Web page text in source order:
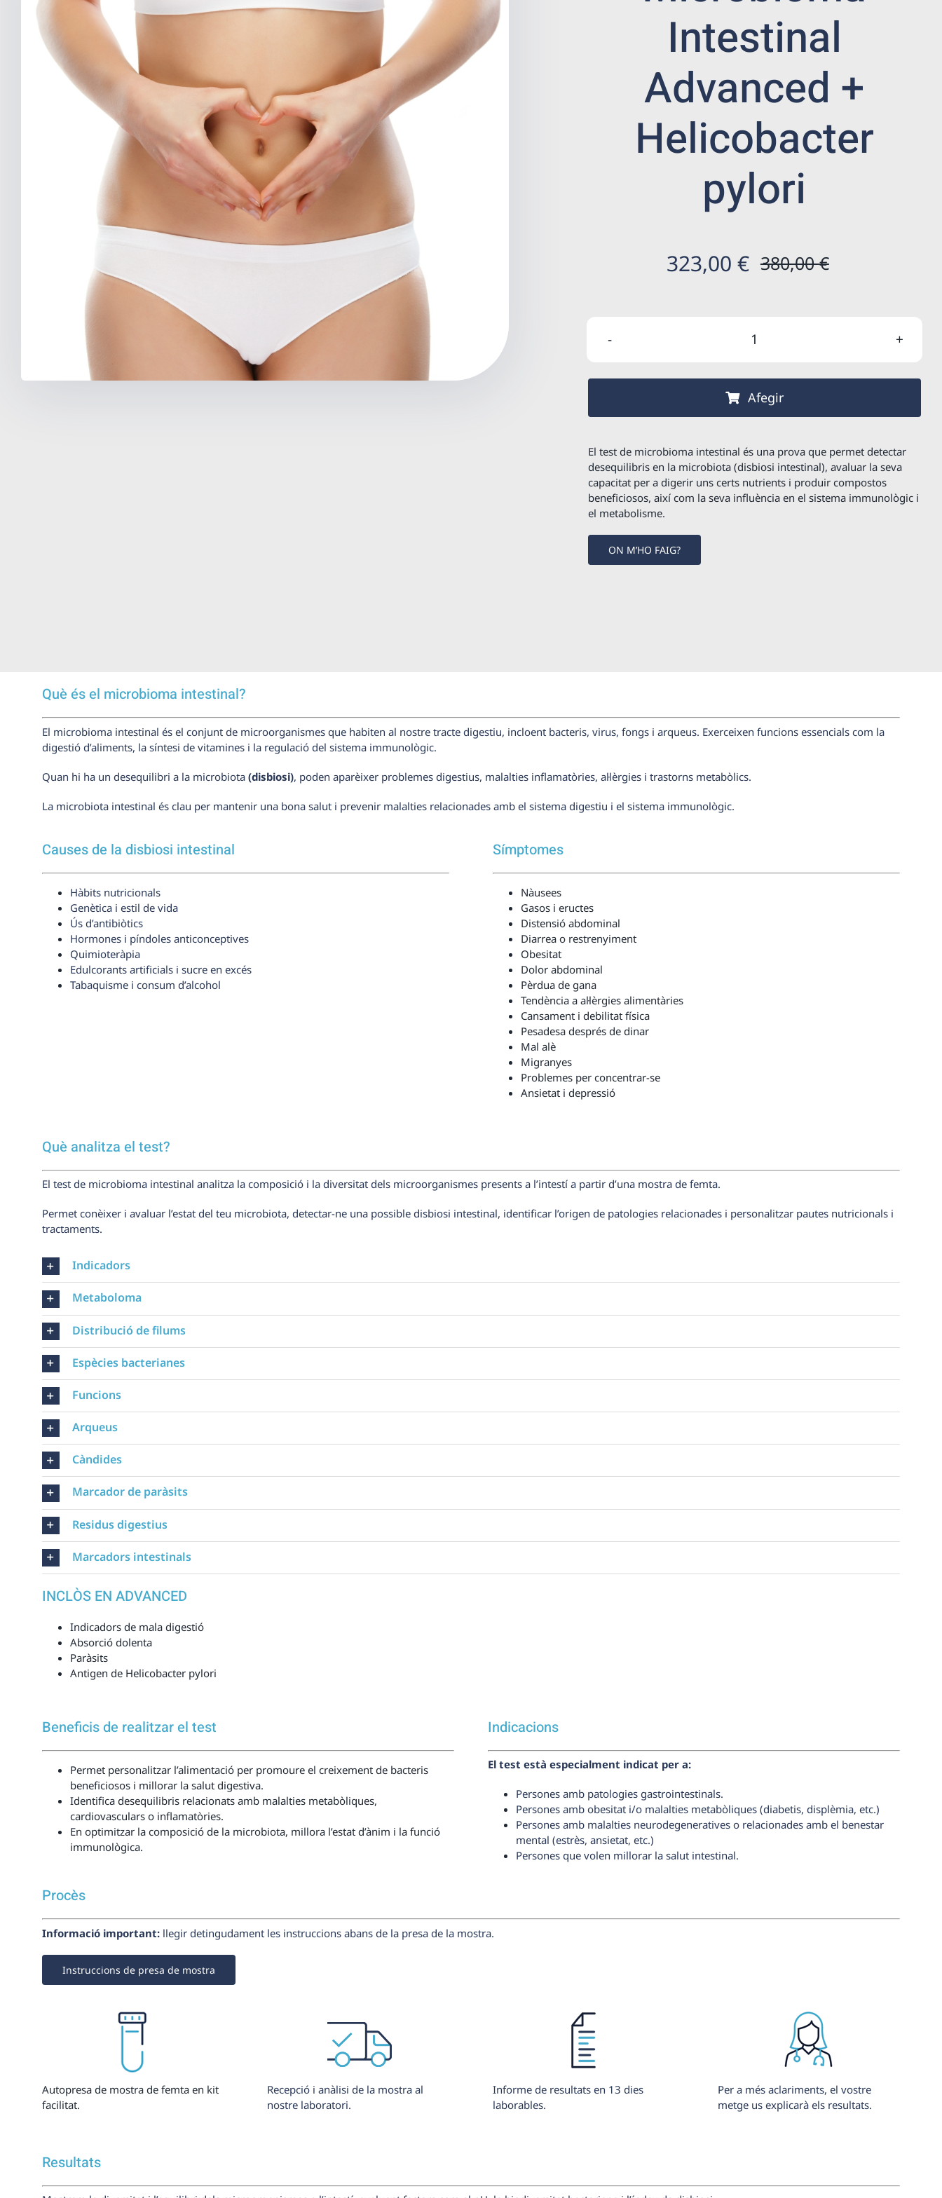
Intestinal
Advanced +
Helicobacter
pylori
380,00€El
original
323,00€
El
quantitat
Intestinal
+
Helicobacter
pylori
Afegir
El test de microbioma intestinal és una prova que permet detectar
desequilibris en la microbiota (disbiosi intestinal), avaluar la seva
capacitat per a digerir uns certs nutrients i produir compostos
beneficiosos, així com la seva influència en el sistema immunològic i
el metabolisme.
ON M’HO FAIG?
Què és el microbioma intestinal?
El microbioma intestinal és el conjunt de microorganismes que habiten al nostre tracte digestiu, incloent bacteris, virus, fongs i arqueus. Exerceixen funcions essencials com la
digestió d’aliments, la síntesi de vitamines i la regulació del sistema immunològic.
Quan hi ha un desequilibri a la microbiota (disbiosi), poden aparèixer problemes digestius, malalties inflamatòries, al·lèrgies i trastorns metabòlics.
La microbiota intestinal és clau per mantenir una bona salut i prevenir malalties relacionades amb el sistema digestiu i el sistema immunològic.
Causes de la disbiosi intestinal
Hàbits nutricionals
Genètica i estil de vida
Ús d’antibiòtics
Hormones i píndoles anticonceptives
Quimioteràpia
Edulcorants artificials i sucre en excés
Tabaquisme i consum d’alcohol
Símptomes
Nàusees
Gasos i eructes
Distensió abdominal
Diarrea o restrenyiment
Obesitat
Dolor abdominal
Pèrdua de gana
Tendència a al·lèrgies alimentàries
Cansament i debilitat física
Pesadesa després de dinar
Mal alè
Migranyes
Problemes per concentrar-se
Ansietat i depressió
Què analitza el test?
El test de microbioma intestinal analitza la composició i la diversitat dels microorganismes presents a l’intestí a partir d’una mostra de femta.
Permet conèixer i avaluar l’estat del teu microbiota, detectar-ne una possible disbiosi intestinal, identificar l’origen de patologies relacionades i personalitzar pautes nutricionals i
tractaments.
Indicadors
Metaboloma
Distribució de filums
Espècies bacterianes
Funcions
Arqueus
Càndides
Marcador de paràsits
Residus digestius
Marcadors intestinals
INCLÒS EN ADVANCED
Indicadors de mala digestió
Absorció dolenta
Paràsits
Antigen de Helicobacter pylori
Beneficis de realitzar el test
Permet personalitzar l’alimentació per promoure el creixement de bacteris
beneficiosos i millorar la salut digestiva.
Identifica desequilibris relacionats amb malalties metabòliques,
cardiovasculars o inflamatòries.
En optimitzar la composició de la microbiota, millora l’estat d’ànim i la funció
immunològica.
Indicacions
El test està especialment indicat per a:
Persones amb patologies gastrointestinals.
Persones amb obesitat i/o malalties metabòliques (diabetis, displèmia, etc.)
Persones amb malalties neurodegeneratives o relacionades amb el benestar
mental (estrès, ansietat, etc.)
Persones que volen millorar la salut intestinal.
Procès
Informació important: llegir detingudament les instruccions abans de la presa de la mostra.
Instruccions de presa de mostra
Autopresa de mostra de femta en kit
facilitat.
Recepció i anàlisi de la mostra al
nostre laboratori.
Informe de resultats en 13 dies
laborables.
Per a més aclariments, el vostre
metge us explicarà els resultats.
Resultats